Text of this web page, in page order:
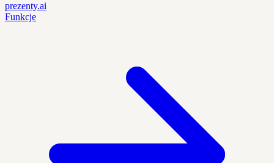
prezenty.ai
Funkcje